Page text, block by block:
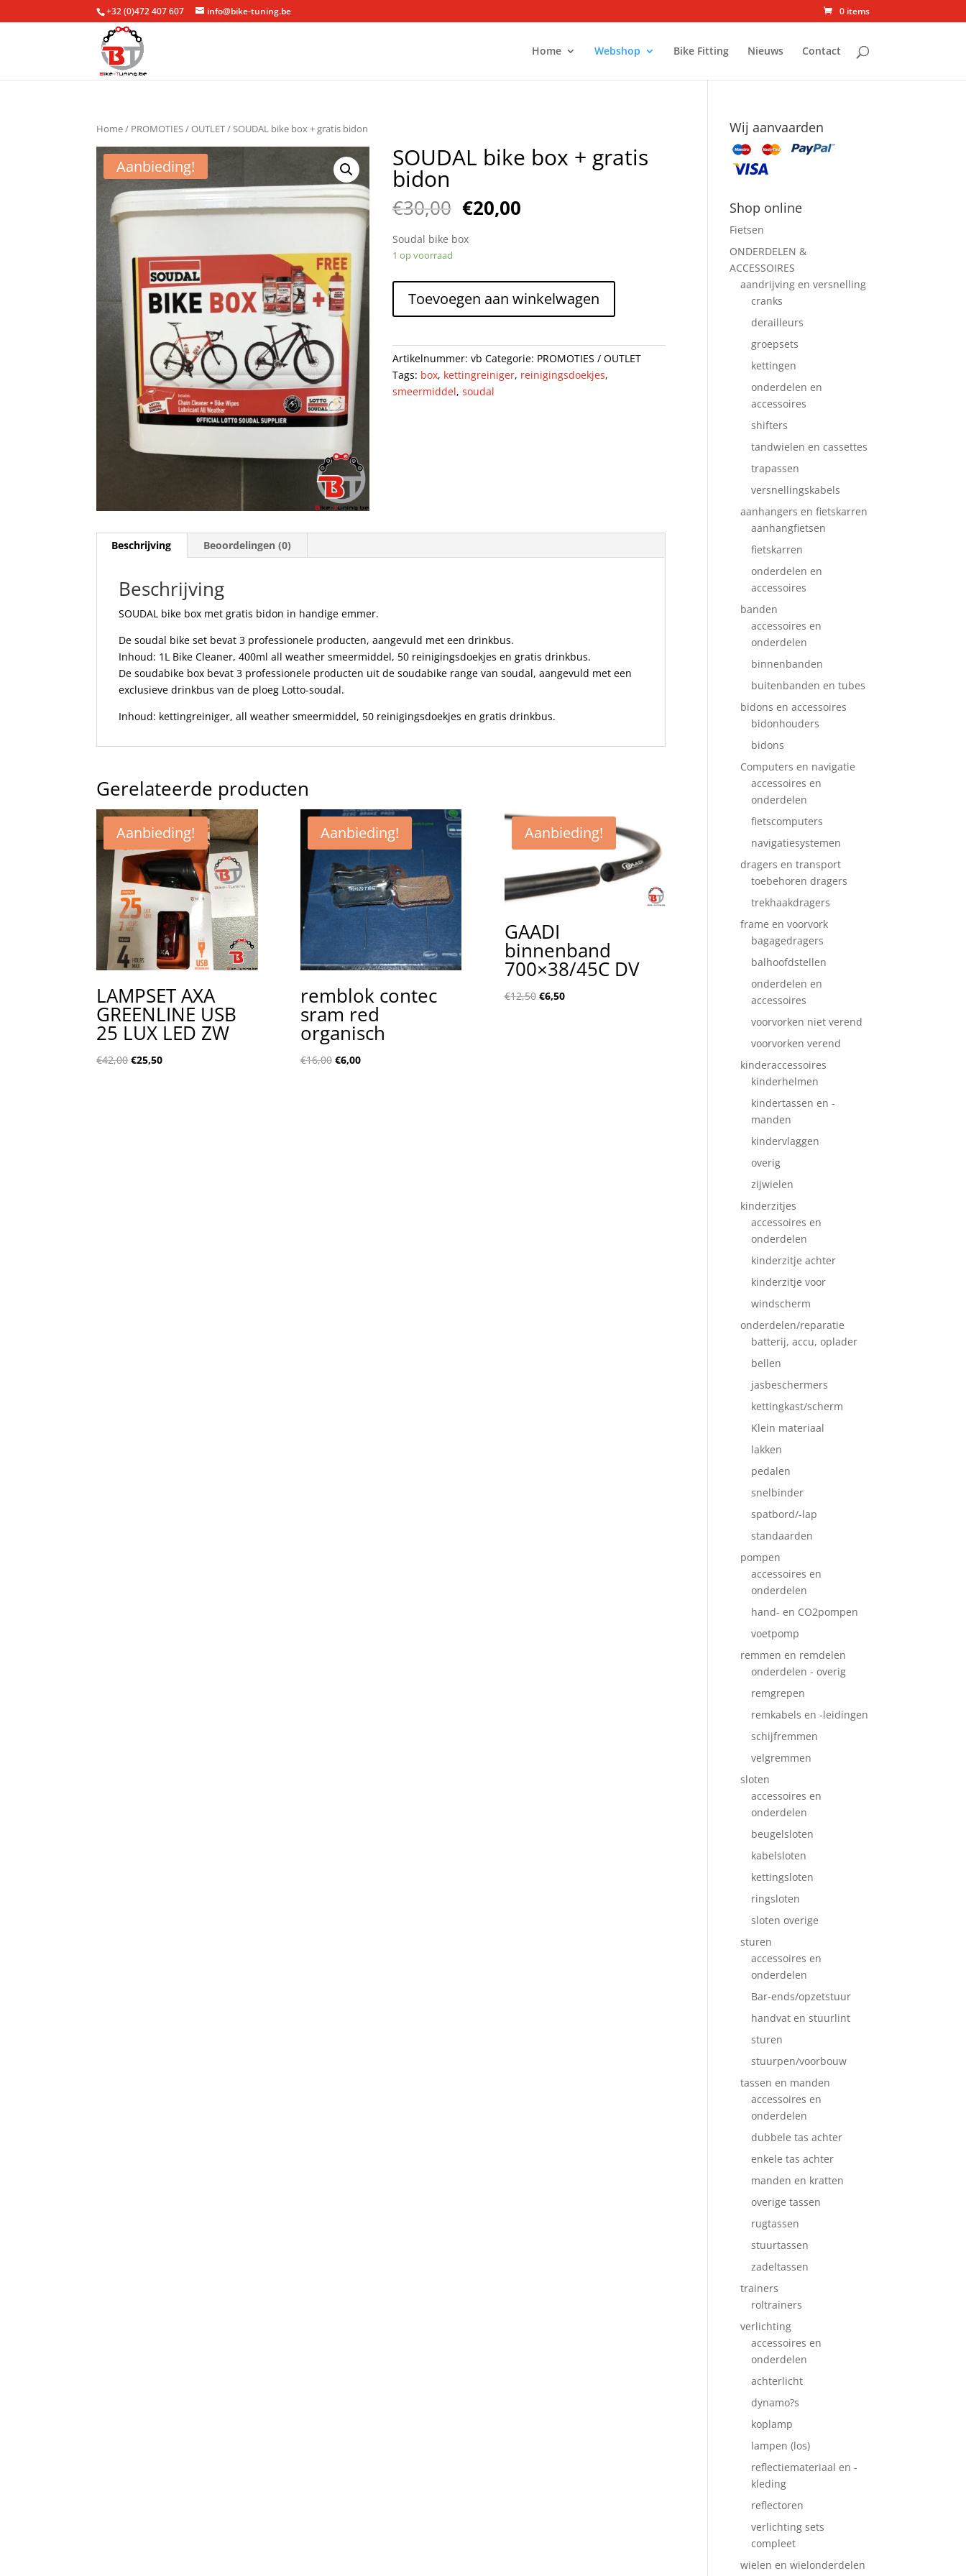
+32 (0)472 407 607 info@bike-tuning.be 0 items
Home Webshop Bike Fitting Nieuws Contact
Home/ PROMOTIES / OUTLET/ SOUDAL bike box + gratis bidon
Aanbieding! SOUDAL bike box + gratis
bidon
€30,00 €20,00
Soudal bike box
1 op voorraad
Toevoegen aan winkelwagen
Artikelnummer:vb Categorie: PROMOTIES / OUTLET
Tags: box, kettingreiniger, reinigingsdoekjes,
smeermiddel,soudal
Beschrijving Beoordelingen (0)
Beschrijving
SOUDAL bike box met gratis bidon in handige emmer.
De soudal bike set bevat 3 professionele producten, aangevuld met een drinkbus.
Inhoud: 1L Bike Cleaner, 400ml all weather smeermiddel, 50 reinigingsdoekjes en gratis drinkbus.
De soudabike box bevat 3 professionele producten uit de soudabike range van soudal, aangevuld met een
exclusieve drinkbus van de ploeg Lotto-soudal.
Inhoud: kettingreiniger, all weather smeermiddel, 50 reinigingsdoekjes en gratis drinkbus.
Gerelateerde producten
Aanbieding!
LAMPSET AXA
GREENLINE USB
25 LUX LED ZW
€42,00 €25,50
Aanbieding!
remblok contec
sram red
organisch
€16,00 €6,00
Aanbieding!
GAADI
binnenband
700×38/45C DV
€12,50 €6,50
Wij aanvaarden
Shop online
Fietsen
ONDERDELEN &
ACCESSOIRES
aandrijving en versnelling
cranks
derailleurs
groepsets
kettingen
onderdelen en
accessoires
shifters
tandwielen en cassettes
trapassen
versnellingskabels
aanhangers en fietskarren
aanhangfietsen
fietskarren
onderdelen en
accessoires
banden
accessoires en
onderdelen
binnenbanden
buitenbanden en tubes
bidons en accessoires
bidonhouders
bidons
Computers en navigatie
accessoires en
onderdelen
fietscomputers
navigatiesystemen
dragers en transport
toebehoren dragers
trekhaakdragers
frame en voorvork
bagagedragers
balhoofdstellen
onderdelen en
accessoires
voorvorken niet verend
voorvorken verend
kinderaccessoires
kinderhelmen
kindertassen en -
manden
kindervlaggen
overig
zijwielen
kinderzitjes
accessoires en
onderdelen
kinderzitje achter
kinderzitje voor
windscherm
onderdelen/reparatie
batterij, accu, oplader
bellen
jasbeschermers
kettingkast/scherm
Klein materiaal
lakken
pedalen
snelbinder
spatbord/-lap
standaarden
pompen
accessoires en
onderdelen
hand- en CO2pompen
voetpomp
remmen en remdelen
onderdelen - overig
remgrepen
remkabels en -leidingen
schijfremmen
velgremmen
sloten
accessoires en
onderdelen
beugelsloten
kabelsloten
kettingsloten
ringsloten
sloten overige
sturen
accessoires en
onderdelen
Bar-ends/opzetstuur
handvat en stuurlint
sturen
stuurpen/voorbouw
tassen en manden
accessoires en
onderdelen
dubbele tas achter
enkele tas achter
manden en kratten
overige tassen
rugtassen
stuurtassen
zadeltassen
trainers
roltrainers
verlichting
accessoires en
onderdelen
achterlicht
dynamo?s
koplamp
lampen (los)
reflectiemateriaal en -
kleding
reflectoren
verlichting sets
compleet
wielen en wielonderdelen